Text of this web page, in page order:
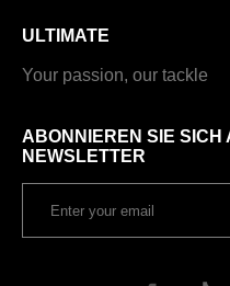
ULTIMATE
Your passion, our tackle
ABONNIEREN SIE SICH
NEWSLETTER